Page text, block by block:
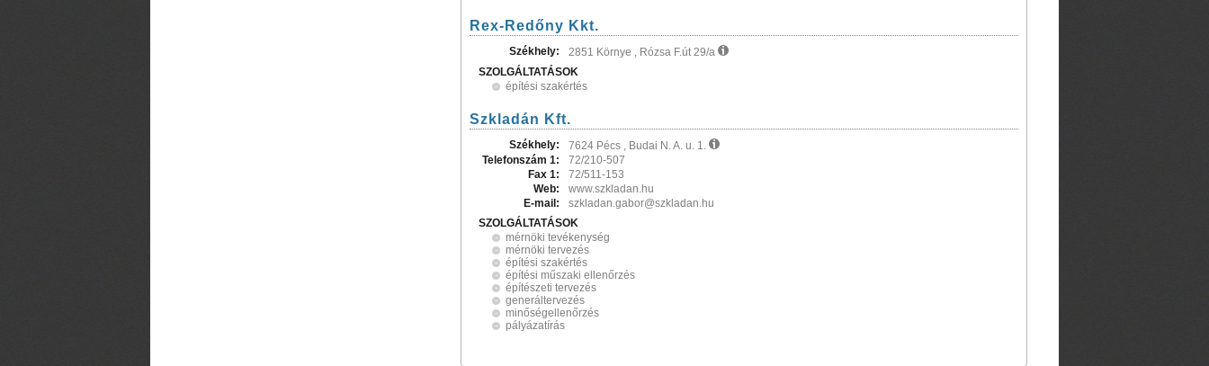
Rex-Redőny Kkt.
Székhely:
2851 Környe , Rózsa F.út 29/a
SZOLGÁLTATÁSOK
építési szakértés
Szkladán Kft.
Székhely:
7624 Pécs , Budai N. A. u. 1.
Telefonszám 1:
72/210-507
Fax 1:
72/511-153
Web:
www.szkladan.hu
E-mail:
szkladan.gabor@szkladan.hu
SZOLGÁLTATÁSOK
mérnöki tevékenység
mérnöki tervezés
építési szakértés
építési műszaki ellenőrzés
építészeti tervezés
generáltervezés
minőségellenőrzés
pályázatírás